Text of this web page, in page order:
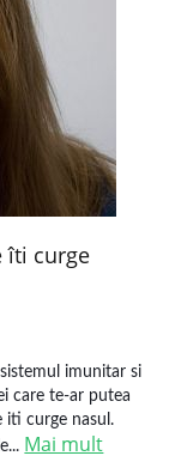
îti curge
imunitar si
care te-ar putea
iti curge nasul.
Mai mult